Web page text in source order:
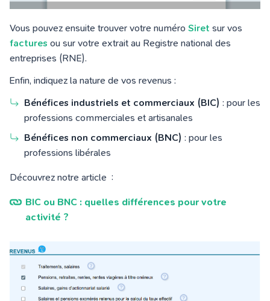
Vous pouvez ensuite trouver votre numéro Siret sur vos
factures ou sur votre extrait au Registre national des
entreprises (RNE).
Enfin, indiquez la nature de vos revenus :
Bénéfices industriels et commerciaux (BIC) : pour les
professions commerciales et artisanales
Bénéfices non commerciaux (BNC) : pour les
professions libérales
Découvrez notre article :
BIC ou BNC : quelles différences pour votre
activité ?